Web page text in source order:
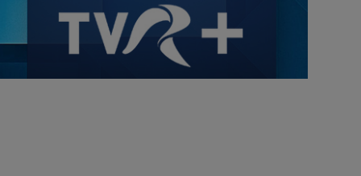
„Jucăriile” pentru copii care promit
să combată sentimentul de
vinovăție al ...